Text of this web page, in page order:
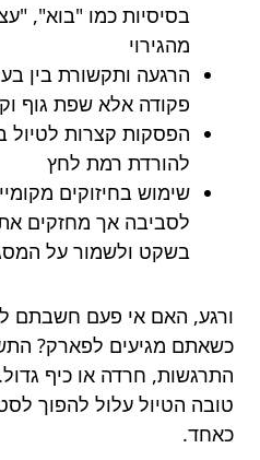
בסיסיות כמו "בוא",
מהגירוי
הרגעה ותקשורת בין
פקודה אלא שפת גוף
הפסקות קצרות לטיול
להורדת רמת לחץ
שימוש בחיזוקים
לסביבה אך מחזקים
בשקט ולשמור על
ורגע, האם אי פעם חשבתם
כשאתם מגיעים לפארק?
התרגשות, חרדה או כיף
טובה הטיול עלול להפוך
כאחד.